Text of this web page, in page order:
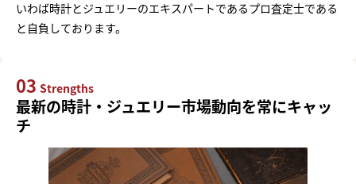
いわば時計とジュエリーのエキスパートであるプロ査定士である
と自負しております。
03 Strengths
最新の時計・ジュエリー市場動向を常にキャッ
チ